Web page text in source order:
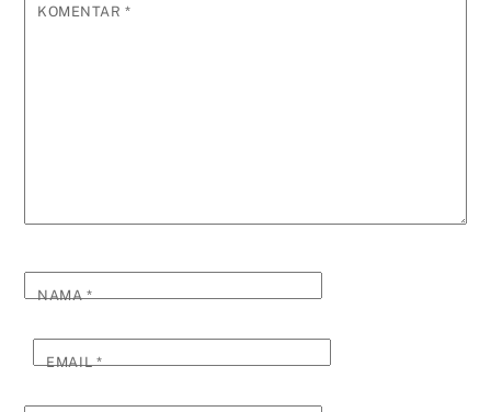
KOMENTAR*
NAMA*
EMAIL*